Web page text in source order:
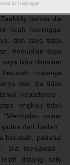
by Helplogger
bahwa dia
telah meninggal
dan saya tidak
Kemudian saya
tidur dimalam
mukanya
dan dia tidak
kepadanya :
engkau tidak
salam
dari ibadah".
berubah, padahal
Dia menjawab :
datang satu